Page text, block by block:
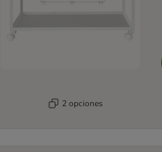
2 opciones